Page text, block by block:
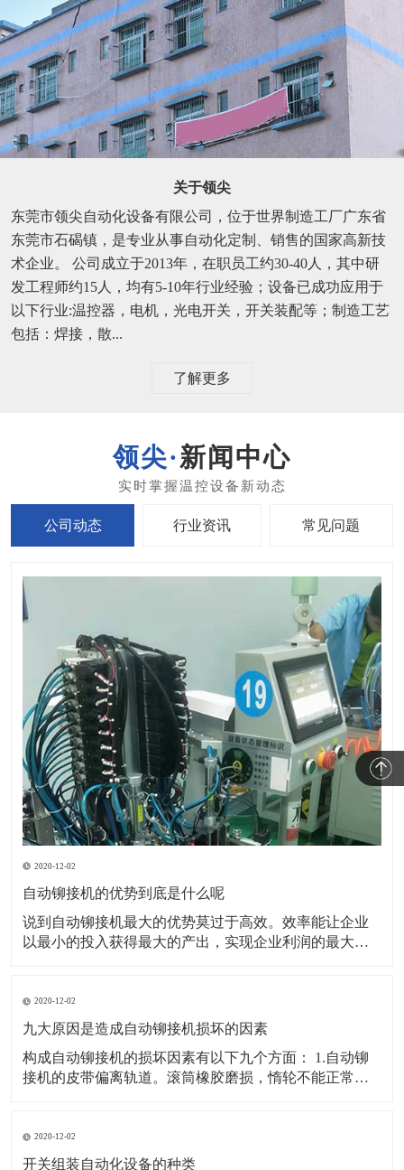
关于领尖
东莞市领尖自动化设备有限公司，位于世界制造工厂广东省
东莞市石碣镇，是专业从事自动化定制、销售的国家高新技
术企业。 公司成立于2013年，在职员工约30-40人，其中研
发工程师约15人，均有5-10年行业经验；设备已成功应用于
以下行业:温控器，电机，光电开关，开关装配等；制造工艺
包括：焊接，散...
了解更多
新闻中心
公司动态 行业资讯 常见问题
2020-12-02
自动铆接机的优势到底是什么呢
说到自动铆接机最大的优势莫过于高效。效率能让企业
以最小的投入获得最大的产出，实现企业利润的最大
有工作效率。并且逐个人工铆接也不可能保证产品的一
致性。所以企业必然会选择可以实现自动穿接自动铆接
2020-12-02
九大原因是造成自动铆接机损坏的因素
构成自动铆接机的损坏因素有以下九个方面： 1.自动铆
接机的皮带偏离轨道。滚筒橡胶磨损，惰轮不能正常工
在，在排出之前，皮带部分中的惰轮有一定的磨损。 2.
自动铆接机的皮带返回部分固定在骨灰上
2020-12-02
开关组装自动化设备的种类